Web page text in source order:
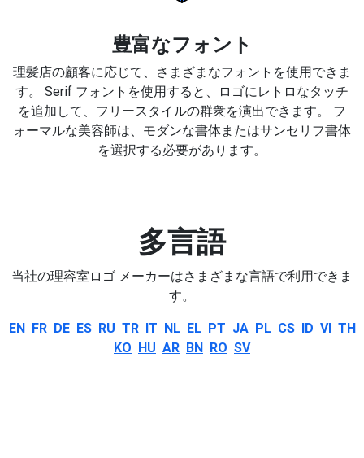
豊富なフォント
理髪店の顧客に応じて、さまざまなフォントを使用できま
す。 Serif フォントを使用すると、ロゴにレトロなタッチ
を追加して、フリースタイルの群衆を演出できます。 フ
ォーマルな美容師は、モダンな書体またはサンセリフ書体
を選択する必要があります。
多言語
当社の理容室ロゴ メーカーはさまざまな言語で利用できま
す。
EN FR DE ES RU TR IT NL EL PT JA PL CS ID VI TH
KO HU AR BN RO SV